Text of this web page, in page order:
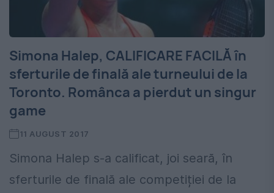
Simona Halep, CALIFICARE FACILĂ în
sferturile de finală ale turneului de la
Toronto. Românca a pierdut un singur
game
11 AUGUST 2017
Simona Halep s-a calificat, joi seară, în
sferturile de finală ale competiției de la